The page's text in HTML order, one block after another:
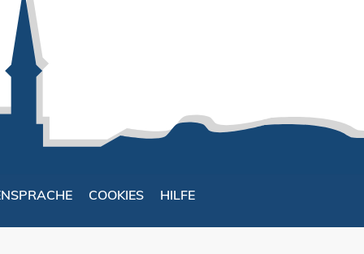
COOKIES HILFE